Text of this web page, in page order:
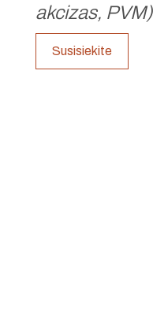
akcizas, PVM)
Susisiekite